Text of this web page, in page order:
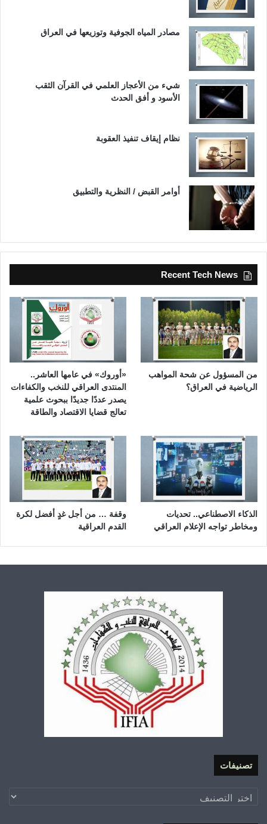
مصادر المياه الجوفية وتوزيعها في العراق
شيء من الأعجاز العلمي في القرآن الثقب
الأسود و أفق الحدث
نظام إيقاف تنفيذ العقوبة
أوامر القبض / النظرية والتطبيق
Recent Tech News
من المسؤول عن شحة المواهب
الرياضية في العراق؟
«أوروك» في عامها العاشر..
المنتدى العراقي للنخب والكفاءات
يصدر عددًا جديدًا ببحوث علمية
تعالج قضايا الاقتصاد والطاقة
الذكاء الاصطناعي.. تحديات
ومخاطر تواجه الإعلام العراقي
وقفة … من أجل غدٍ أفضل لكرة
القدم العراقية
تصنيفات
تصنيفات